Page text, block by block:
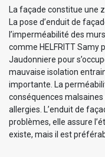
La façade constitue une
La pose d’enduit de
l’imperméabilité des
comme HELFRITT Samy
Jaudonniere pour
mauvaise isolation
importante. La
conséquences
allergies. L’enduit de
problèmes, elle assure
existe, mais il est